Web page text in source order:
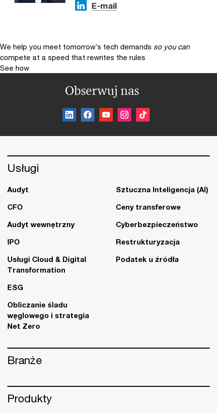
E-mail
We help you meet tomorrow’s tech demands so you can
compete at a speed that rewrites the rules
See how
Obserwuj nas
Usługi
Audyt
CFO
Audyt wewnętrzny
IPO
Usługi Cloud & Digital
Transformation
ESG
Obliczanie śladu
węglowego i strategia
Net Zero
Sztuczna Inteligencja (AI)
Ceny transferowe
Cyberbezpieczeństwo
Restrukturyzacja
Podatek u źródła
Branże
Produkty